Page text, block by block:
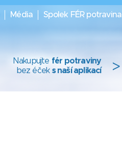
Média Spolek FÉR potravina
Nakupujte fér potraviny
bez éček s naší aplikací >